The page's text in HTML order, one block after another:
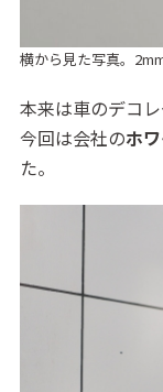
横から見た写真。
本来は車のデコ
今回は会社のホ
た。